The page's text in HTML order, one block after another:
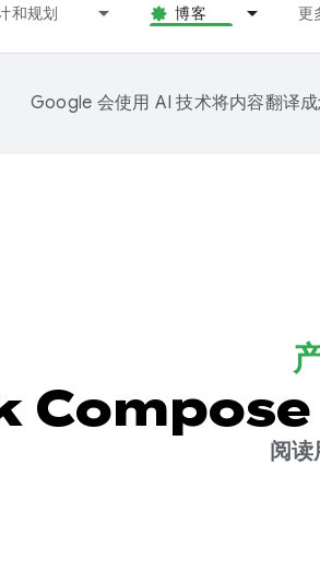
和规划 博客 更
Google 会使用 AI 技术将内容翻译
阅